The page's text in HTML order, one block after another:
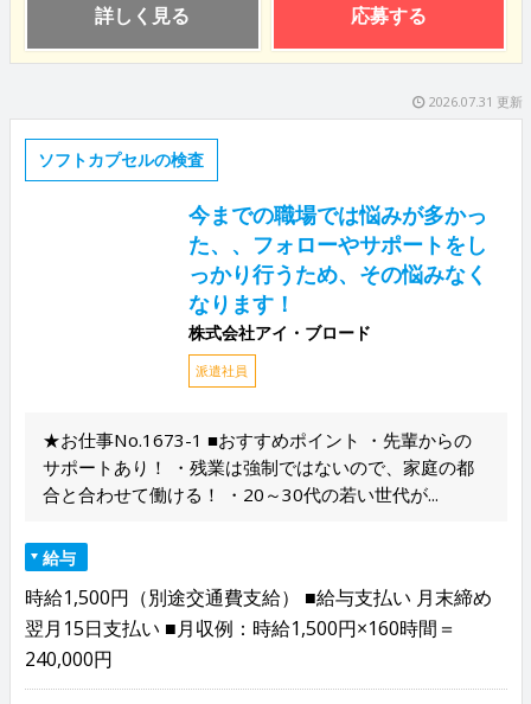
詳しく見る 応募する
2026.07.31 更新
ソフトカプセルの検査
今までの職場では悩みが多かっ
た、、フォローやサポートをし
っかり行うため、その悩みなく
なります！
株式会社アイ・ブロード
派遣社員
★お仕事No.1673-1 ■おすすめポイント ・先輩からの
サポートあり！ ・残業は強制ではないので、家庭の都
合と合わせて働ける！ ・20～30代の若い世代が...
給与
時給1,500円（別途交通費支給） ■給与支払い 月末締め
翌月15日支払い ■月収例：時給1,500円×160時間＝
240,000円